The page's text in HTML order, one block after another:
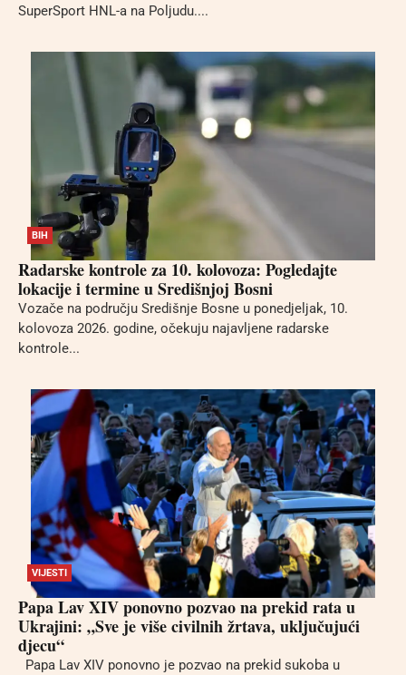
SuperSport HNL-a na Poljudu....
BIH
Radarske kontrole za 10. kolovoza: Pogledajte
lokacije i termine u Središnjoj Bosni
Vozače na području Središnje Bosne u ponedjeljak, 10.
kolovoza 2026. godine, očekuju najavljene radarske
kontrole...
VIJESTI
Papa Lav XIV ponovno pozvao na prekid rata u
Ukrajini: „Sve je više civilnih žrtava, uključujući
djecu“
Papa Lav XIV ponovno je pozvao na prekid sukoba u